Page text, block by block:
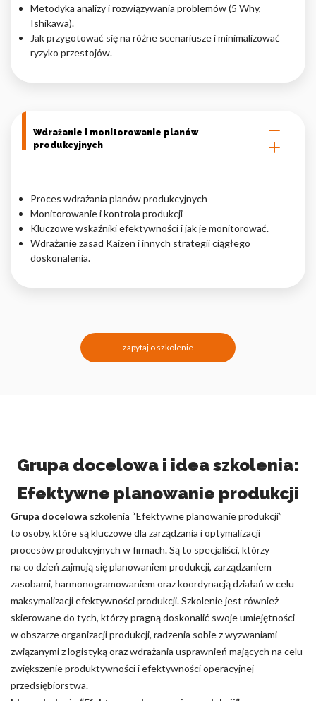
Metodyka analizy i rozwiązywania problemów (5 Why,
Ishikawa).
Jak przygotować się na różne scenariusze i minimalizować
ryzyko przestojów.
Wdrażanie i monitorowanie planów
produkcyjnych
Proces wdrażania planów produkcyjnych
Monitorowanie i kontrola produkcji
Kluczowe wskaźniki efektywności i jak je monitorować.
Wdrażanie zasad Kaizen i innych strategii ciągłego
doskonalenia.
zapytaj o szkolenie
Grupa docelowa i idea szkolenia:
Efektywne planowanie produkcji
Grupa docelowa szkolenia “Efektywne planowanie produkcji”
to osoby, które są kluczowe dla zarządzania i optymalizacji
procesów produkcyjnych w firmach. Są to specjaliści, którzy
na co dzień zajmują się planowaniem produkcji, zarządzaniem
zasobami, harmonogramowaniem oraz koordynacją działań w celu
maksymalizacji efektywności produkcji. Szkolenie jest również
skierowane do tych, którzy pragną doskonalić swoje umiejętności
w obszarze organizacji produkcji, radzenia sobie z wyzwaniami
związanymi z logistyką oraz wdrażania usprawnień mających na celu
zwiększenie produktywności i efektywności operacyjnej
przedsiębiorstwa.